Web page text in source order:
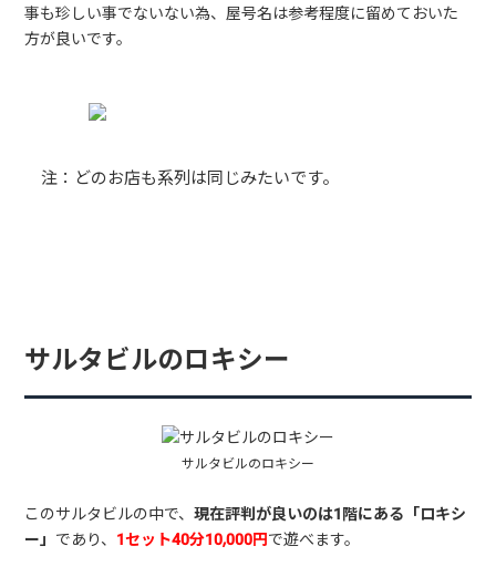
事も珍しい事でないない為、屋号名は参考程度に留めておいた
方が良いです。
注：どのお店も系列は同じみたいです。
サルタビルのロキシー
サルタビルのロキシー
このサルタビルの中で、現在評判が良いのは1階にある「ロキシ
ー」 であり、 1セット40分10,000円で遊べます。